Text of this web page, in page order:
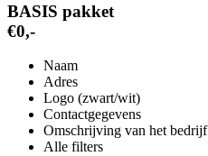
BASIS pakket
€0,-
Naam
Adres
Logo (zwart/wit)
Contactgegevens
Omschrijving van het bedrijf
Alle filters